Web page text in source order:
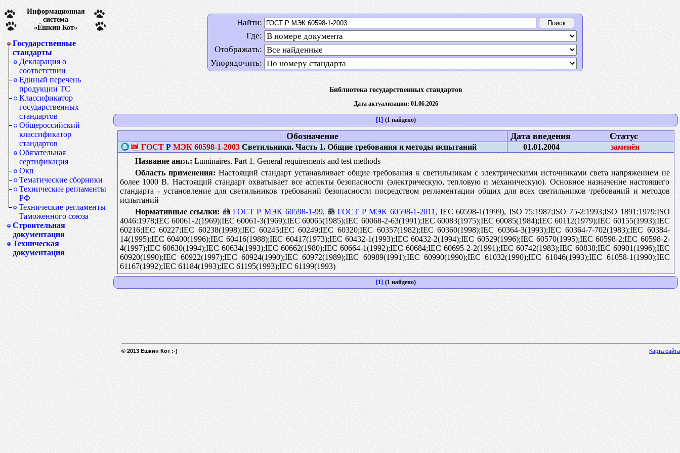
Информационная
система
«Ёшкин Кот»
Государственные
стандарты
Декларация о
соответствии
Единый перечень
продукции ТС
Классификатор
государственных
стандартов
Общероссийский
классификатор
стандартов
Обязательная
сертификация
Окп
Тематические сборники
Технические регламенты
РФ
Технические регламенты
Таможенного союза
Строительная
документация
Техническая
документация
Найти:
Где:
Отображать:
Упорядочить:
Библиотека государственных стандартов
Дата актуализации: 01.06.2026
[1] (1 найдено)
Обозначение Дата введения Статус
ГОСТР МЭК 60598-1-2003Светильники. Часть 1. Общие требования и методы испытаний 01.01.2004
заменён
Название англ.: Luminaires. Part 1. General requirements and test methods
Область применения: Настоящий стандарт устанавливает общие требования к светильникам с электрическими источниками света напряжением не
более 1000 В. Настоящий стандарт охватывает все аспекты безопасности (электрическую, тепловую и механическую). Основное назначение настоящего
стандарта - установление для светильников требований безопасности посредством регламентации общих для всех светильников требований и методов
испытаний
Нормативные ссылки:
ГОСТ Р МЭК 60598-1-99, ГОСТ Р МЭК 60598-1-2011 , IEC 60598-1(1999), ISO 75:1987;ISO 75-2:1993;ISO 1891:1979;ISO
4046:1978;IEC 60061-2(1969);IEC 60061-3(1969);IEC 60065(1985);IEC 60068-2-63(1991);IEC 60083(1975);IEC 60085(1984);IEC 60112(1979);IEC 60155(1993);IEC
60216;IEC 60227;IEC 60238(1998);IEC 60245;IEC 60249;IEC 60320;IEC 60357(1982);IEC 60360(1998);IEC 60364-3(1993);IEC 60364-7-702(1983);IEC 60384-
14(1995);IEC 60400(1996);IEC 60416(1988);IEC 60417(1973);IEC 60432-1(1993);IEC 60432-2(1994);IEC 60529(1996);IEC 60570(1995);IEC 60598-2;IEC 60598-2-
4(1997);IEC 60630(1994);IEC 60634(1993);IEC 60662(1980);IEC 60664-1(1992);IEC 60684;IEC 60695-2-2(1991);IEC 60742(1983);IEC 60838;IEC 60901(1996);IEC
60920(1990);IEC 60922(1997);IEC 60924(1990);IEC 60972(1989);IEC 60989(1991);IEC 60990(1990);IEC 61032(1990);IEC 61046(1993);IEC 61058-1(1990);IEC
61167(1992);IEC 61184(1993);IEC 61195(1993);IEC 61199(1993)
[1] (1 найдено)
© 2013 Ёшкин Кот :-) Карта сайта